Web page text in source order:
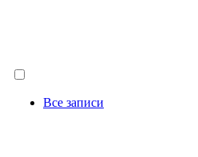
Все записи